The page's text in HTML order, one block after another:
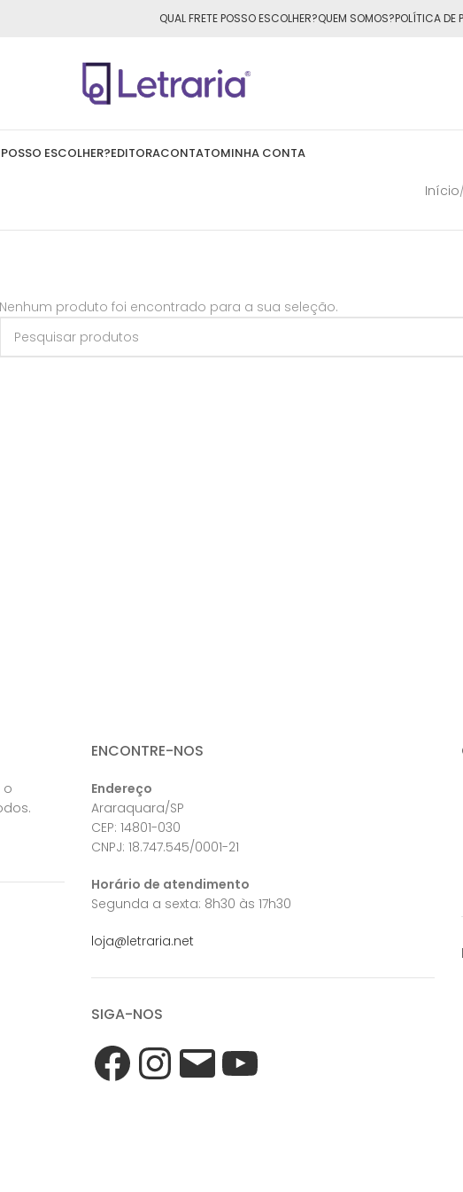
para todo o Brasil nas compras acima de
QUAL FRETE POSSO ESCOLHER?QUEM SOMOS?POLÍTICA DE
ESCOLHER?EDITORACONTATOMINHA CONTA
Início/
Nenhum produto foi encontrado para a sua seleção.
o
ENCONTRE-NOS
Endereço
Araraquara/SP
CEP: 14801-030
CNPJ: 18.747.545/0001-21
Horário de atendimento
Segunda a sexta: 8h30 às 17h30
loja@letraria.net
SIGA-NOS